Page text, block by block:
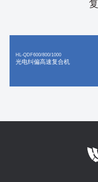
HL-QDF600/800/1000
光电纠偏高速复合机